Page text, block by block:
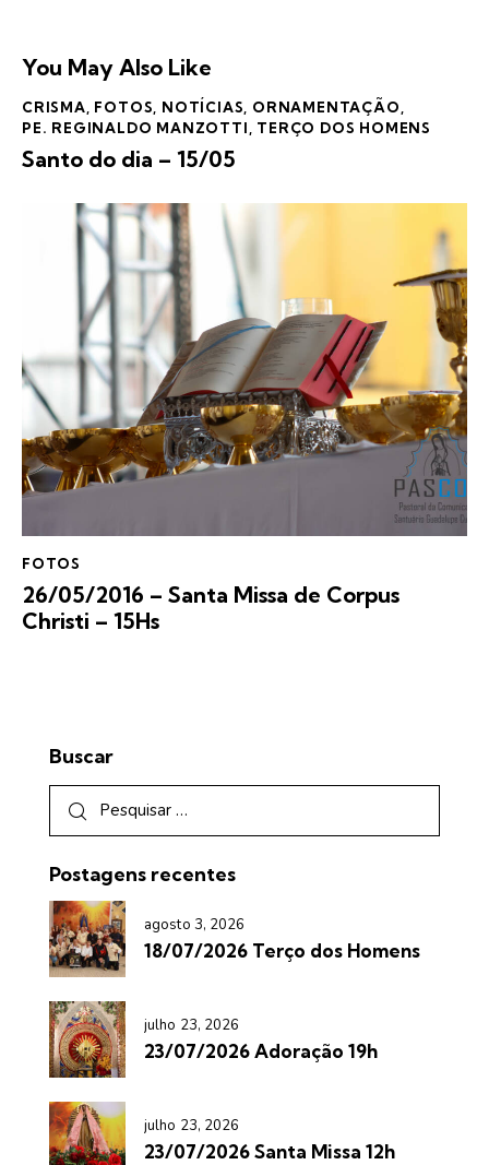
You May Also Like
CRISMA FOTOS NOTÍCIAS ORNAMENTAÇÃO
PE. REGINALDO MANZOTTI
TERÇO DOS HOMENS
Santo do dia – 15/05
FOTOS
26/05/2016 – Santa Missa de Corpus
Christi – 15Hs
Buscar
Postagens recentes
agosto 3, 2026
18/07/2026 Terço dos Homens
julho 23, 2026
23/07/2026 Adoração 19h
julho 23, 2026
23/07/2026 Santa Missa 12h